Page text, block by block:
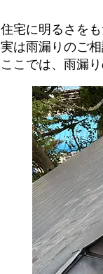
住宅に明るさを
実は雨漏りのご
ここでは、雨漏